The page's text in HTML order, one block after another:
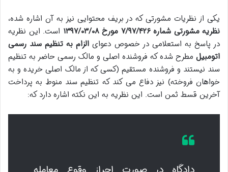
یکی از نظریات مشورتی که در بریف محتوایی نیز به آن اشاره شده،
نظریه مشورتی شماره ۷/۹۷/۴۲۶ مورخ ۱۳۹۷/۰۳/۰۸
است. این نظریه
در پاسخ به استعلامی در خصوص دعوای الزام به تنظیم سند رسمی
اتومبیل مطرح شده که فروشنده اصلی و مالک رسمی حاضر به تنظیم
سند نیستند و فروشنده مستقیم (کسی که از مالک اصلی خریده و به
خواهان فروخته) نیز دفاع می کند که تنظیم سند منوط به پرداخت
آخرین قسط ثمن است. این نظریه به این نکته اشاره دارد که: